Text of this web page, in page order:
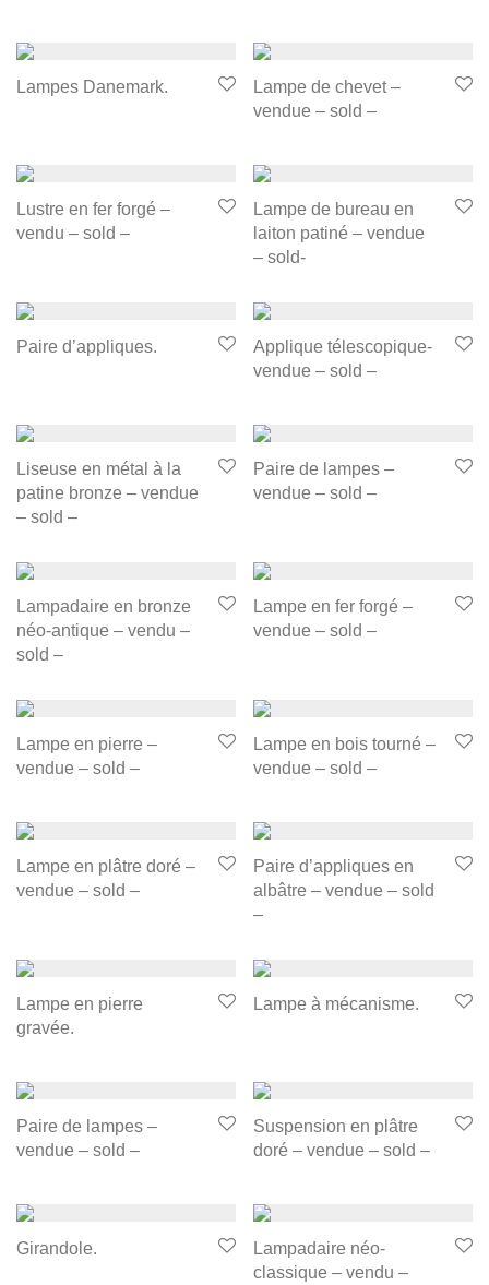
Lampes Danemark.
Lampe de chevet –
vendue – sold –
Lustre en fer forgé –
vendu – sold –
Lampe de bureau en
laiton patiné – vendue
– sold-
Paire d’appliques.
Applique télescopique-
vendue – sold –
Liseuse en métal à la
patine bronze – vendue
– sold –
Paire de lampes –
vendue – sold –
Lampadaire en bronze
néo-antique – vendu –
sold –
Lampe en fer forgé –
vendue – sold –
Lampe en pierre –
vendue – sold –
Lampe en bois tourné –
vendue – sold –
Lampe en plâtre doré –
vendue – sold –
Paire d’appliques en
albâtre – vendue – sold
–
Lampe en pierre
gravée.
Lampe à mécanisme.
Paire de lampes –
vendue – sold –
Suspension en plâtre
doré – vendue – sold –
Girandole.
Lampadaire néo-
classique – vendu –